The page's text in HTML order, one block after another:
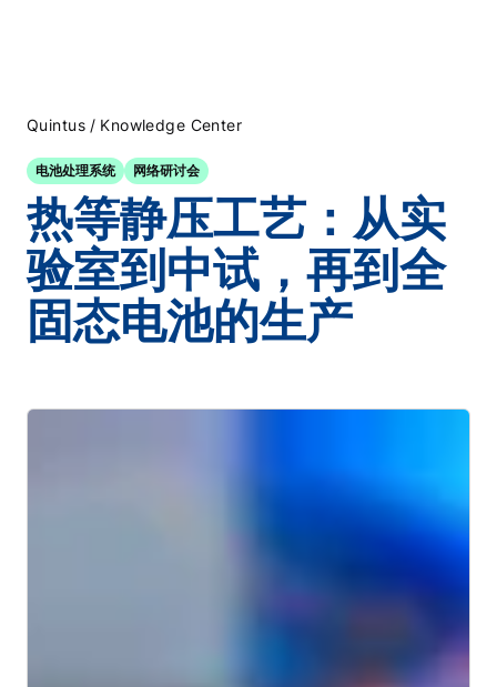
Quintus / Knowledge Center
电池处理系统 网络研讨会
热等静压工艺：从实
验室到中试，再到全
固态电池的生产